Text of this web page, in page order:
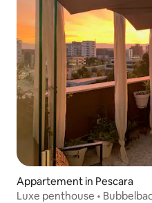
Appartement in Pescara
Luxe penthouse •